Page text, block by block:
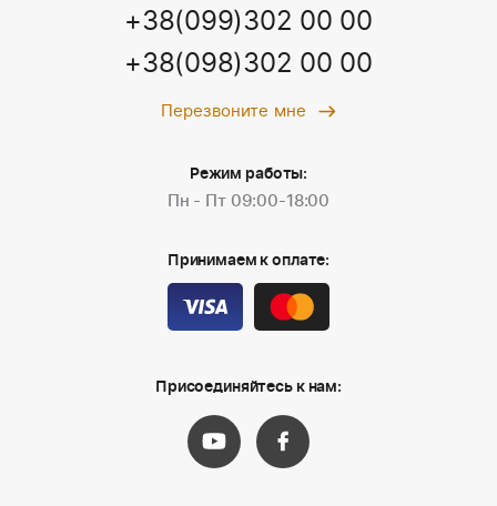
+38(099)302 00 00
+38(098)302 00 00
Перезвоните мне
Режим работы:
Пн - Пт 09:00-18:00
Принимаем к оплате:
Присоединяйтесь к нам: